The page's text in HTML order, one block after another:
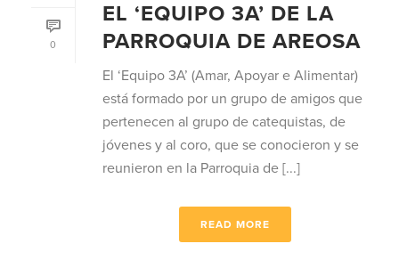
0
EL ‘EQUIPO 3A’ DE LA
PARROQUIA DE AREOSA
El ‘Equipo 3A’ (Amar, Apoyar e Alimentar)
está formado por un grupo de amigos que
pertenecen al grupo de catequistas, de
jóvenes y al coro, que se conocieron y se
reunieron en la Parroquia de [...]
READ MORE